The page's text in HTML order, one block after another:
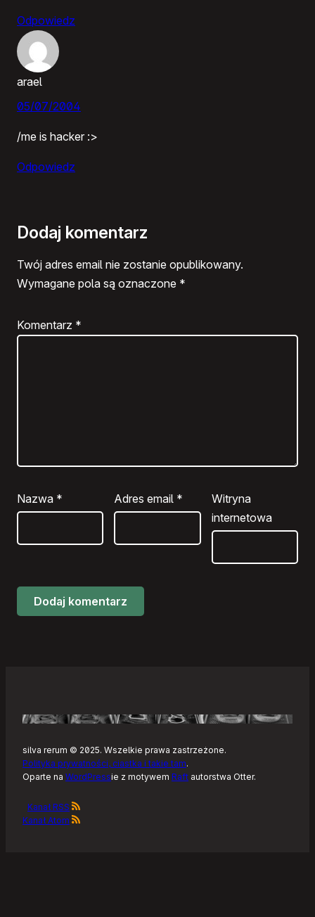
Odpowiedz
arael
05/07/2004
/me is hacker :>
Odpowiedz
Dodaj komentarz
Twój adres email nie zostanie opublikowany.
Wymagane pola są oznaczone *
Komentarz *
Nazwa * Adres email *
Witryna
internetowa
silva rerum © 2025. Wszelkie prawa zastrzeżone.
Polityka prywatności, ciastka i takie tam.
Oparte na WordPressie z motywem Raft autorstwa Otter.
Kanał RSS
Kanał Atom